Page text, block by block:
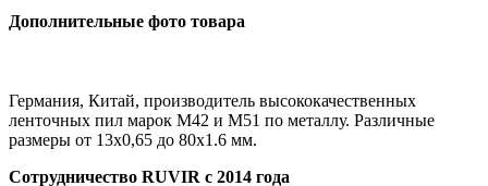
Дополнительные фото товара
Германия, Китай, производитель высококачественных
ленточных пил марок M42 и M51 по металлу. Различные
размеры от 13х0,65 до 80x1.6 мм.
Сотрудничество RUVIR с 2014 года